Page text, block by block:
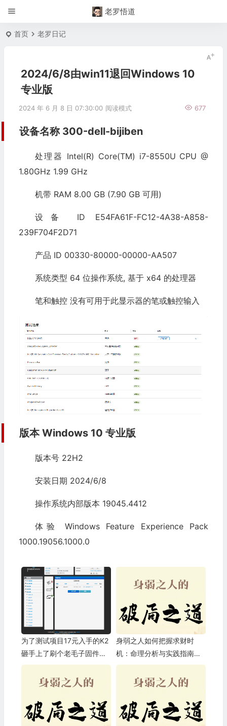
老罗悟道
首页 老罗日记
‎2024/‎6/‎8由win11退回Windows 10
专业版
2024 年 6 月 8 日 07:30:00 677
阅读模式
设备名称 300-dell-bijiben
处理器 Intel(R) Core(TM) i7-8550U CPU @
1.80GHz 1.99 GHz
机带 RAM 8.00 GB (7.90 GB 可用)
设备 ID E54FA61F-FC12-4A38-A858-
239F704F2D71
产品 ID 00330-80000-00000-AA507
系统类型 64 位操作系统, 基于 x64 的处理器
笔和触控 没有可用于此显示器的笔或触控输入
版本 Windows 10 专业版
版本号 22H2
安装日期 ‎2024/‎6/‎8
操作系统内部版本 19045.4412
体验 Windows Feature Experience Pack
1000.19056.1000.0
为了测试项目17元入手的K2
砸手上了刷个老毛子固件做
无线路由器
身弱之人如何把握求财时
机：命理分析与实践指南
【3】